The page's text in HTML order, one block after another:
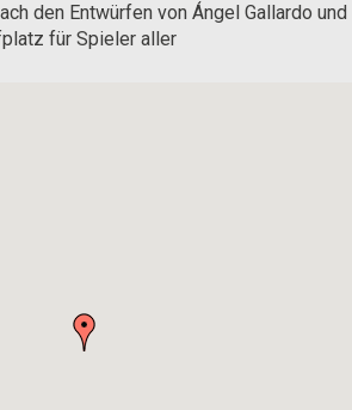
den Entwürfen von Ángel Gallardo und
für Spieler aller